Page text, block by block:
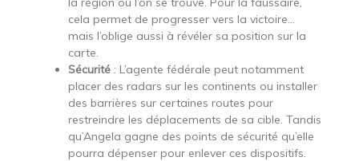
cela permet de progresser vers la victoire…
mais l’oblige aussi à révéler sa position sur la
carte.
Sécurité: L’agente fédérale peut notamment
placer des radars sur les continents ou installer
des barrières sur certaines routes pour
restreindre les déplacements de sa cible. Tandis
qu’Angela gagne des points de sécurité qu’elle
pourra dépenser pour enlever ces dispositifs.